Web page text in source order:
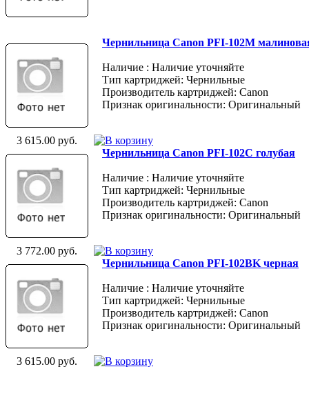
Чернильница Canon PFI-102M
Наличие : Наличие уточняйте
Тип картриджей: Чернильные
Производитель картриджей: Canon
Признак оригинальности: Оригинальный
3 615.00 руб.
Чернильница Canon PFI-102C голубая
Наличие : Наличие уточняйте
Тип картриджей: Чернильные
Производитель картриджей: Canon
Признак оригинальности: Оригинальный
3 772.00 руб.
Чернильница Canon PFI-102BK черная
Наличие : Наличие уточняйте
Тип картриджей: Чернильные
Производитель картриджей: Canon
Признак оригинальности: Оригинальный
3 615.00 руб.